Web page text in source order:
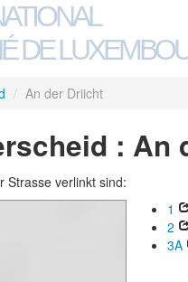
DE
/ An der Driicht
: An
Strasse verlinkt sind:
1
2
3A